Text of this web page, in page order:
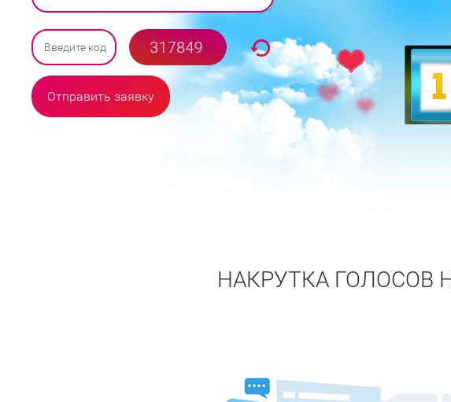
Отправить заявку
НАКРУТКА ГОЛОСОВ